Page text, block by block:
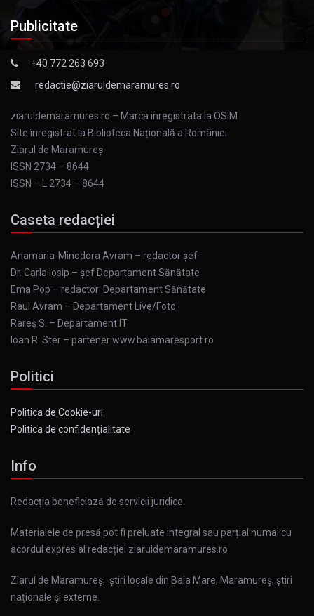
Publicitate
+40 772 263 693
redactie@ziaruldemaramures.ro
ziaruldemaramures.ro – Marca inregistrata la OSIM
Site înregistrat la Biblioteca Națională a României
Ziarul de Maramureş
ISSN 2734 – 8644
ISSN – L 2734 – 8644
Caseta redacției
Anamaria-Minodora Avram – redactor șef
Dr. Carla Iosip – șef Departament Sănătate
Ema Pop – redactor Departament Sănătate
Raul Avram – Departament Live/Foto
Rareș S. – Departament IT
Ioan R. Ster – partener www.baiamaresport.ro
Politici
Politica de Cookie-uri
Politica de confidențialitate
Info
Redacția beneficiază de servicii juridice.
Materialele de presă pot fi preluate integral sau parțial numai cu
acordul expres al redacției ziaruldemaramures.ro
Ziarul de Maramureș, știri locale din Baia Mare, Maramureș, știri
naționale și externe.